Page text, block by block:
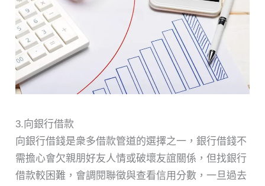
3.向銀行借款
向銀行借錢是衆多借款管道的選擇之一，銀行借錢不
需擔心會欠親朋好友人情或破壞友誼關係，但找銀行
借款較困難，會調閱聯徵與查看信用分數，一旦過去